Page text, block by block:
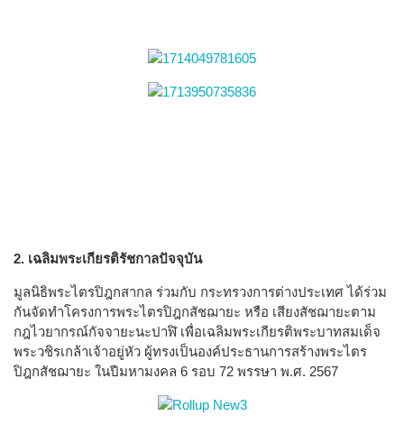
2. เฉลิมพระเกียรติรัชกาลปัจจุบัน
มูลนิธิพระไตรปิฎกสากล ร่วมกับ กระทรวงการต่างประเทศ ได้ร่วม
กันจัดทำโครงการพระไตรปิฎกสัชฌายะ หรือ เสียงสัชฌายะตาม
กฎไวยากรณ์กัจจายะนะปาฬิ เพื่อเฉลิมพระเกียรติพระบาทสมเด็จ
พระวชิรเกล้าเจ้าอยู่หัว ผู้ทรงเป็นองค์ประธานการสร้างพระไตร
ปิฎกสัชฌายะ ในปีมหามงคล 6 รอบ 72 พรรษา พ.ศ. 2567